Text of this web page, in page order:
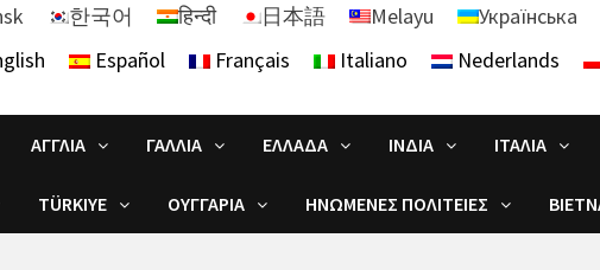
한국어 हिन्दी 日本語 Melayu Українська
Español Français Italiano Nederlands
ΑΓΓΛΊΑ ΓΑΛΛΊΑ ΕΛΛΆΔΑ ΙΝΔΊΑ ΙΤΑΛΊΑ
TÜRKIYE ΟΥΓΓΑΡΊΑ ΗΝΩΜΈΝΕΣ ΠΟΛΙΤΕΊΕΣ